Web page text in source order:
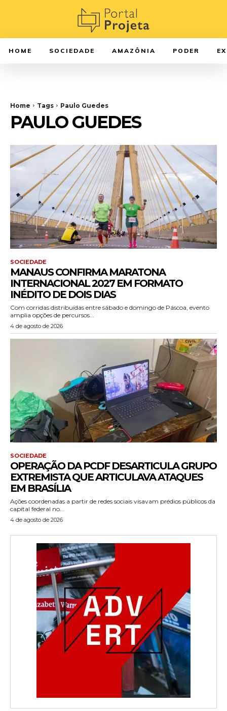
HOME SOCIEDADE AMAZÔNIA PODER
Home Tags Paulo Guedes
PAULO GUEDES
SOCIEDADE
MANAUS CONFIRMA MARATONA
INTERNACIONAL 2027 EM FORMATO
INÉDITO DE DOIS DIAS
Com corridas distribuídas entre sábado e domingo de Páscoa, evento
amplia opções de percursos...
4 de agosto de 2026
SOCIEDADE
OPERAÇÃO DA PCDF DESARTICULA GRUPO
EXTREMISTA QUE ARTICULAVA ATAQUES
EM BRASÍLIA
Ações coordenadas a partir de redes sociais visavam prédios públicos da
capital federal no...
4 de agosto de 2026